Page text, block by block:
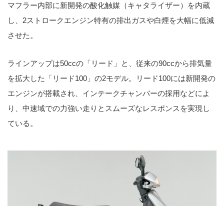
マフラー内部に新開発の酸化触媒（キャタライザー）を内蔵
し、2ストロークエンジン特有の排出ガスや白煙を大幅に低減
させた。
ラインアップは50ccの「リード」と、従来の90ccから排気量
を拡大した「リード100」の2モデル。リード100には新開発の
エンジンが搭載され、インテークチャンバーの採用などによ
り、中速域での力強い走りとスムーズなレスポンスを実現し
ている。